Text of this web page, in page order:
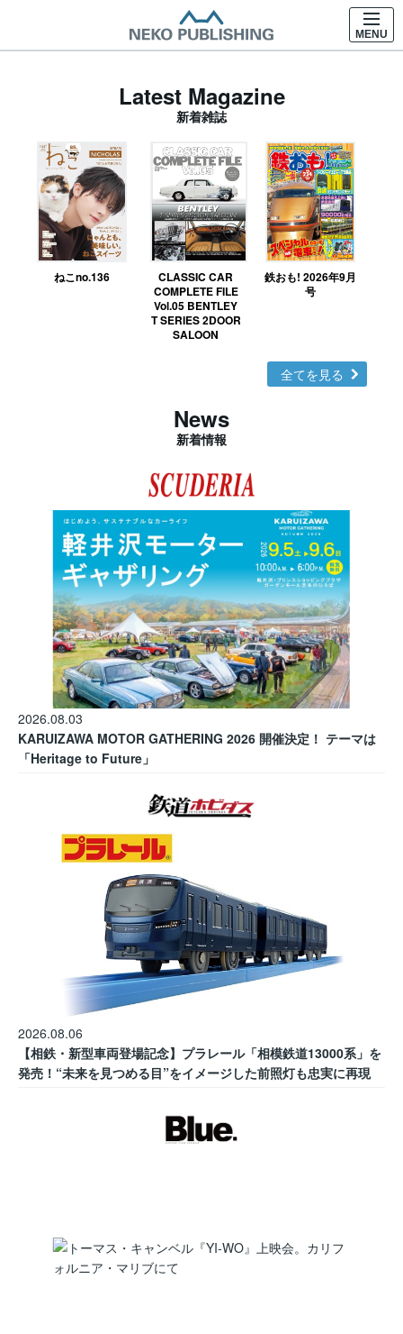
MENU
Latest Magazine
新着雑誌
ねこno.136
CLASSIC CAR
COMPLETE FILE
Vol.05 BENTLEY
T SERIES 2DOOR
SALOON
鉄おも! 2026年9月
号
全てを見る
News
新着情報
2026.08.03
KARUIZAWA MOTOR GATHERING 2026 開催決定！ テーマは
「Heritage to Future」
2026.08.06
【相鉄・新型車両登場記念】プラレール「相模鉄道13000系」を
発売！“未来を見つめる目”をイメージした前照灯も忠実に再現